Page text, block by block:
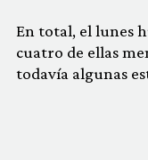
En total, el lunes
cuatro de ellas
todavía algunas